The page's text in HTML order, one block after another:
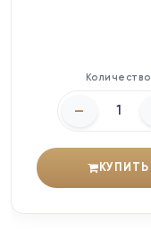
Количество
–
КУПИТЬ